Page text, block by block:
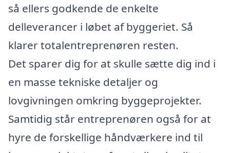
så ellers godkende de enkelte
delleverancer i løbet af byggeriet. Så
klarer totalentreprenøren resten.
Det sparer dig for at skulle sætte dig ind i
en masse tekniske detaljer og
lovgivningen omkring byggeprojekter.
Samtidig står entreprenøren også for at
hyre de forskellige håndværkere ind til